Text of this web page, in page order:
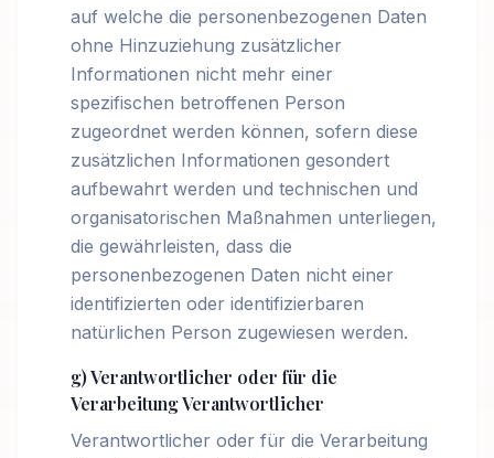
auf welche die personenbezogenen Daten
ohne Hinzuziehung zusätzlicher
Informationen nicht mehr einer
spezifischen betroffenen Person
zugeordnet werden können, sofern diese
zusätzlichen Informationen gesondert
aufbewahrt werden und technischen und
organisatorischen Maßnahmen unterliegen,
die gewährleisten, dass die
personenbezogenen Daten nicht einer
identifizierten oder identifizierbaren
natürlichen Person zugewiesen werden.
g) Verantwortlicher oder für die
Verarbeitung Verantwortlicher
Verantwortlicher oder für die Verarbeitung